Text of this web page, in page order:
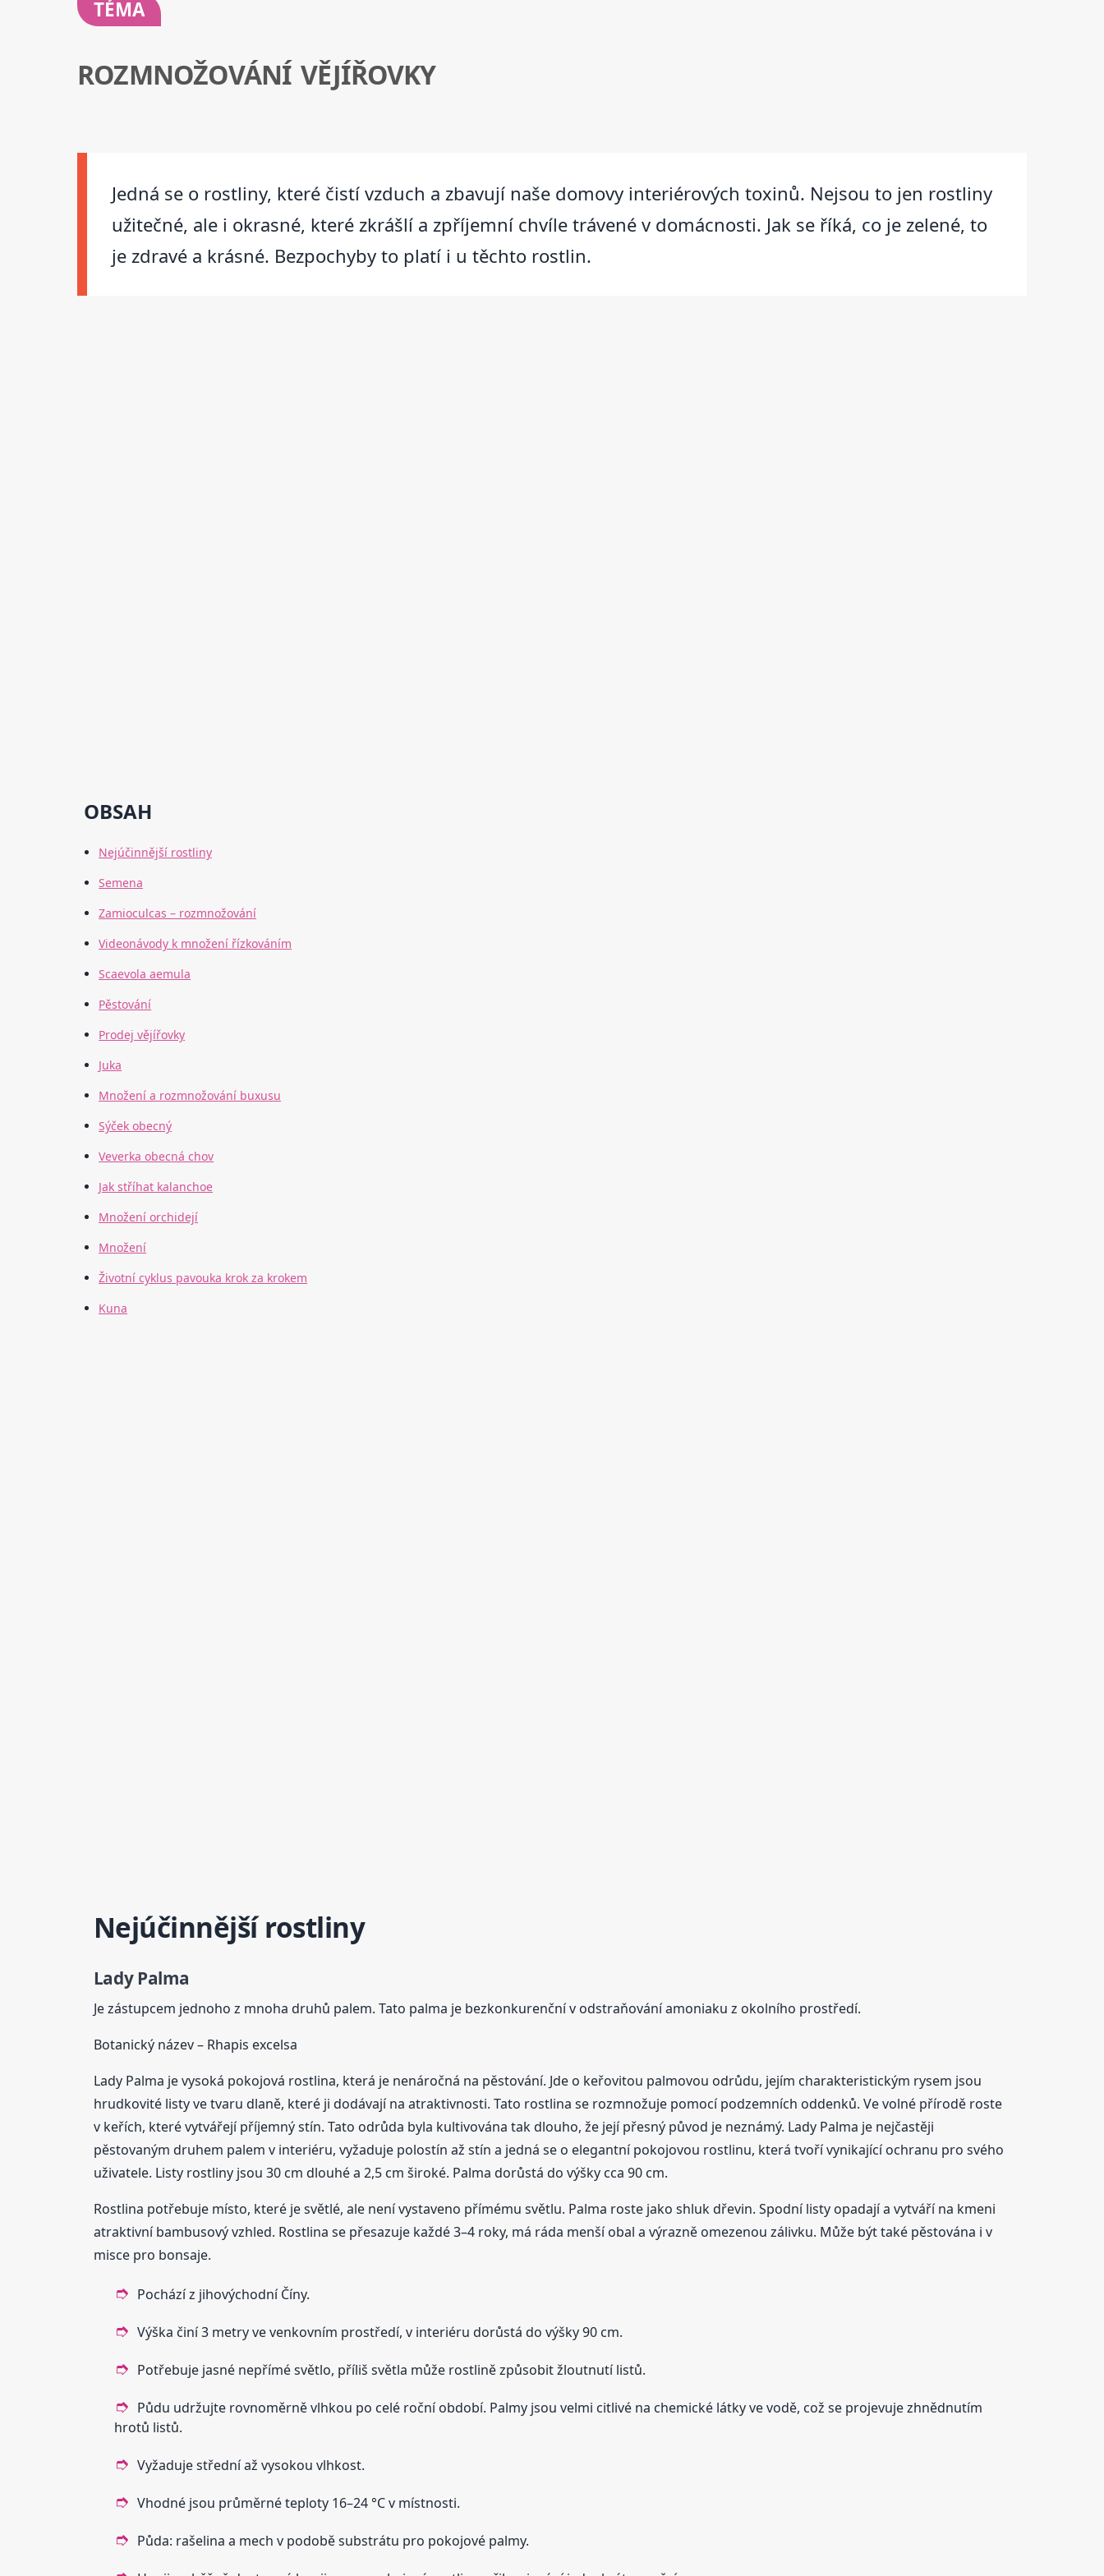
TÉMA
ROZMNOŽOVÁNÍ VĚJÍŘOVKY
Jedná se o rostliny, které čistí vzduch a zbavují naše domovy interiérových toxinů. Nejsou to jen rostliny
užitečné, ale i okrasné, které zkrášlí a zpříjemní chvíle trávené v domácnosti. Jak se říká, co je zelené, to
je zdravé a krásné. Bezpochyby to platí i u těchto rostlin.
OBSAH
Nejúčinnější rostliny
Semena
Zamioculcas – rozmnožování
Videonávody k množení řízkováním
Scaevola aemula
Pěstování
Prodej vějířovky
Juka
Množení a rozmnožování buxusu
Sýček obecný
Veverka obecná chov
Jak stříhat kalanchoe
Množení orchidejí
Množení
Životní cyklus pavouka krok za krokem
Kuna
Nejúčinnější rostliny
Lady Palma
Je zástupcem jednoho z mnoha druhů palem. Tato palma je bezkonkurenční v odstraňování amoniaku z okolního prostředí.
Botanický název – Rhapis excelsa
Lady Palma je vysoká pokojová rostlina, která je nenáročná na pěstování. Jde o keřovitou palmovou odrůdu, jejím charakteristickým rysem jsou
hrudkovité listy ve tvaru dlaně, které ji dodávají na atraktivnosti. Tato rostlina se rozmnožuje pomocí podzemních oddenků. Ve volné přírodě roste
v keřích, které vytvářejí příjemný stín. Tato odrůda byla kultivována tak dlouho, že její přesný původ je neznámý. Lady Palma je nejčastěji
pěstovaným druhem palem v interiéru, vyžaduje polostín až stín a jedná se o elegantní pokojovou rostlinu, která tvoří vynikající ochranu pro svého
uživatele. Listy rostliny jsou 30 cm dlouhé a 2,5 cm široké. Palma dorůstá do výšky cca 90 cm.
Rostlina potřebuje místo, které je světlé, ale není vystaveno přímému světlu. Palma roste jako shluk dřevin. Spodní listy opadají a vytváří na kmeni
atraktivní bambusový vzhled. Rostlina se přesazuje každé 3–4 roky, má ráda menší obal a výrazně omezenou zálivku. Může být také pěstována i v
misce pro bonsaje.
Pochází z jihovýchodní Číny.
Výška činí 3 metry ve venkovním prostředí, v interiéru dorůstá do výšky 90 cm.
Potřebuje jasné nepřímé světlo, příliš světla může rostlině způsobit žloutnutí listů.
Půdu udržujte rovnoměrně vlhkou po celé roční období. Palmy jsou velmi citlivé na chemické látky ve vodě, což se projevuje zhnědnutím
hrotů listů.
Vyžaduje střední až vysokou vlhkost.
Vhodné jsou průměrné teploty 16–24 °C v místnosti.
Půda: rašelina a mech v podobě substrátu pro pokojové palmy.